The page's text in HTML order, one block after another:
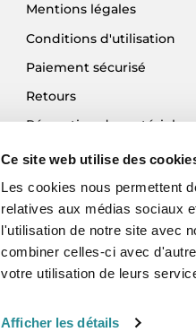
Ce site web utilise des
Les cookies nous permettent
relatives aux médias sociaux
l'utilisation de notre site avec
combiner celles-ci avec
votre utilisation de leurs
Afficher les détails
Mentions légales
Conditions d'utilisation
Paiement sécurisé
Retours
Réparation de matériel
Détaxe - Tax Refund
Garantie & SAV
Plan du site
Mon compte
Nous contacter